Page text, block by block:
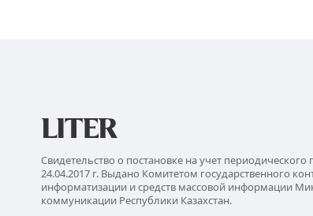
Свидетельство о постановке на учет
24.04.2017 г. Выдано Комитетом государственного
информатизации и средств массовой информации
коммуникации Республики Казахстан.